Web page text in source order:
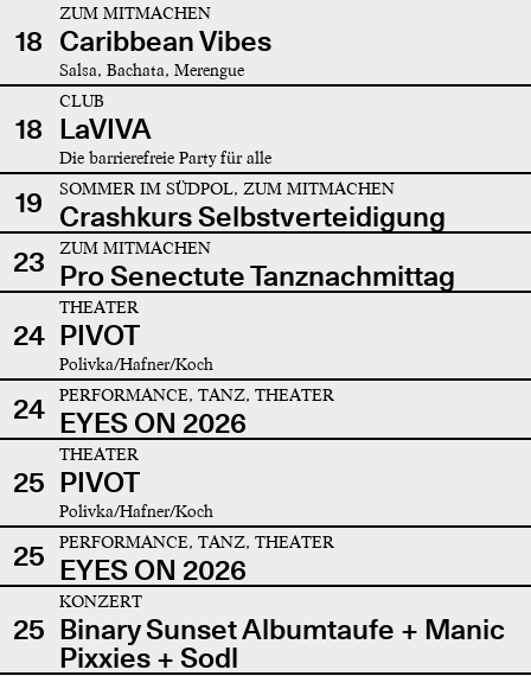
18
ZUM MITMACHEN
Caribbean Vibes
Salsa, Bachata, Merengue
18
CLUB
LaVIVA
Die barrierefreie Party für alle
19 SOMMER IM SÜDPOL, ZUM MITMACHEN
Crashkurs Selbstverteidigung
23
ZUM MITMACHEN
Pro Senectute Tanznachmittag
24
THEATER
PIVOT
Polivka/Hafner/Koch
24 PERFORMANCE, TANZ, THEATER
EYES ON 2026
25
THEATER
PIVOT
Polivka/Hafner/Koch
25 PERFORMANCE, TANZ, THEATER
EYES ON 2026
25
KONZERT
Binary Sunset Albumtaufe + Manic
Pixxies + Sodl